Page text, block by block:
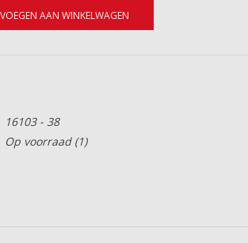
AAN WINKELWAGEN
16103 - 38
Op voorraad(1)